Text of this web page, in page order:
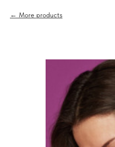
More products